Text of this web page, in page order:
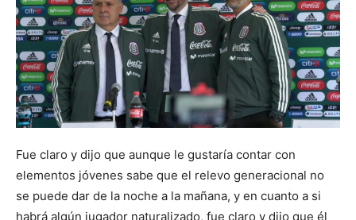
Fue claro y dijo que aunque le gustaría contar con
elementos jóvenes sabe que el relevo generacional no
se puede dar de la noche a la mañana, y en cuanto a si
habrá algún jugador naturalizado, fue claro y dijo que él